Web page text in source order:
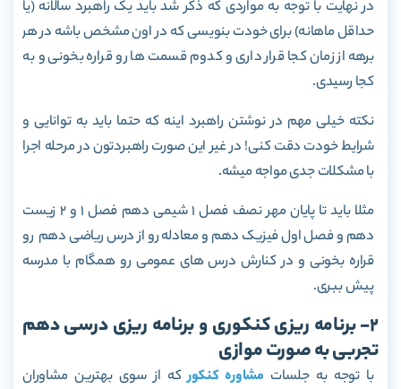
در نهایت با توجه به مواردی که ذکر شد باید یک راهبرد سالانه (یا
حداقل ماهانه) برای خودت بنویسی که در اون مشخص باشه در هر
برهه از زمان کجا قرار داری و کدوم قسمت ها رو قراره بخونی و به
کجا رسیدی.
نکته خیلی مهم در نوشتن راهبرد اینه که حتما باید به توانایی و
شرایط خودت دقت کنی! در غیر این صورت راهبردتون در مرحله اجرا
با مشکلات جدی مواجه میشه.
مثلا باید تا پایان مهر نصف فصل 1 شیمی دهم فصل 1 و 2 زیست
دهم و فصل اول فیزیک دهم و معادله رو از درس ریاضی دهم رو
قراره بخونی و در کنارش درس های عمومی رو همگام با مدرسه
پیش ببری.
2- برنامه ریزی کنکوری و برنامه ریزی درسی دهم
تجربی به صورت موازی
با توجه به جلسات مشاوره کنکورکه از سوی بهترین مشاوران